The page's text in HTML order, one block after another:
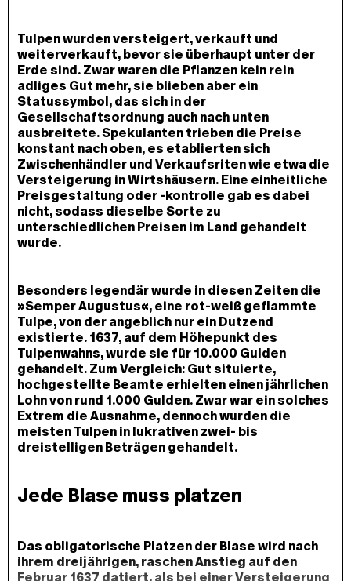
Tulpen wurden versteigert, verkauft und
weiterverkauft, bevor sie überhaupt unter der
Erde sind. Zwar waren die Pflanzen kein rein
adliges Gut mehr, sie blieben aber ein
Statussymbol, das sich in der
Gesellschaftsordnung auch nach unten
ausbreitete. Spekulanten trieben die Preise
konstant nach oben, es etablierten sich
Zwischenhändler und Verkaufsriten wie etwa die
Versteigerung in Wirtshäusern. Eine einheitliche
Preisgestaltung oder -kontrolle gab es dabei
nicht, sodass dieselbe Sorte zu
unterschiedlichen Preisen im Land gehandelt
wurde.
Besonders legendär wurde in diesen Zeiten die
»Semper Augustus«, eine rot-weiß geflammte
Tulpe, von der angeblich nur ein Dutzend
existierte. 1637, auf dem Höhepunkt des
Tulpenwahns, wurde sie für 10.000 Gulden
gehandelt. Zum Vergleich: Gut situierte,
hochgestellte Beamte erhielten einen jährlichen
Lohn von rund 1.000 Gulden. Zwar war ein solches
Extrem die Ausnahme, dennoch wurden die
meisten Tulpen in lukrativen zwei- bis
dreistelligen Beträgen gehandelt.
Jede Blase muss platzen
Das obligatorische Platzen der Blase wird nach
ihrem dreijährigen, raschen Anstieg auf den
Februar 1637 datiert, als bei einer Versteigerung